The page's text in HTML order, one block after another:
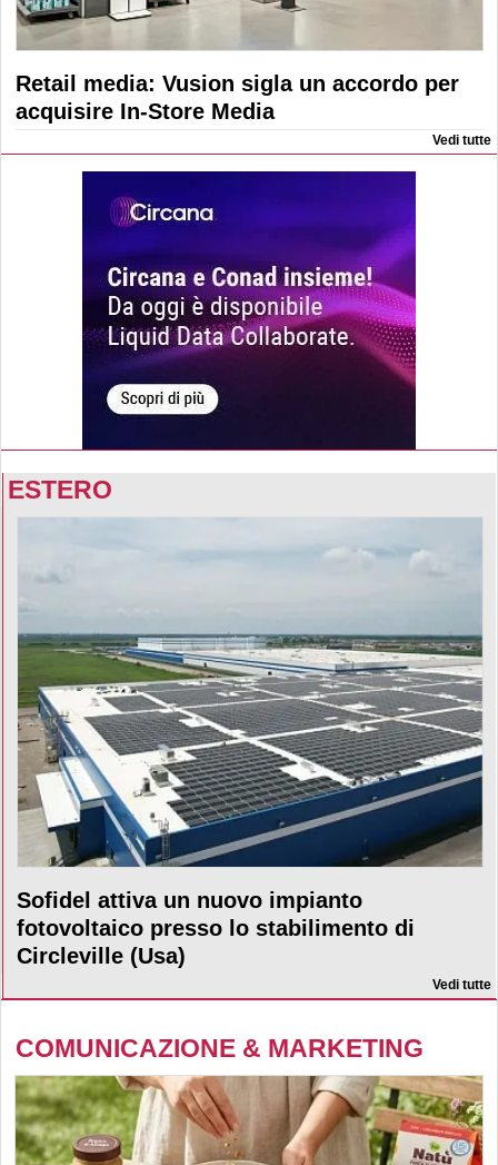
Retail media: Vusion sigla un accordo per
acquisire In-Store Media
Vedi tutte
ESTERO
Sofidel attiva un nuovo impianto
fotovoltaico presso lo stabilimento di
Circleville (Usa)
Vedi tutte
COMUNICAZIONE & MARKETING